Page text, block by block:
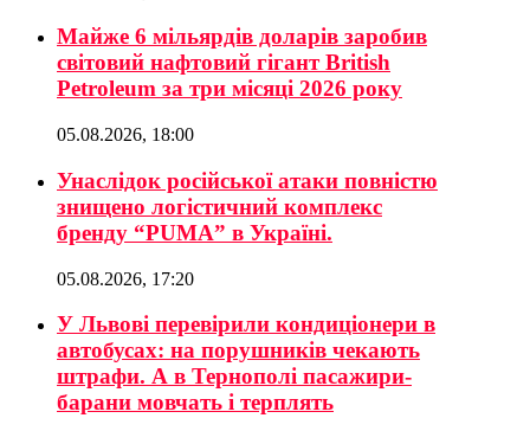
Майже 6 мільярдів доларів заробив
світовий нафтовий гігант British
Petroleum за три місяці 2026 року
05.08.2026, 18:00
Унаслідок російської атаки повністю
знищено логістичний комплекс
бренду “PUMA” в Україні.
05.08.2026, 17:20
У Львові перевірили кондиціонери в
автобусах: на порушників чекають
штрафи. А в Тернополі пасажири-
барани мовчать і терплять